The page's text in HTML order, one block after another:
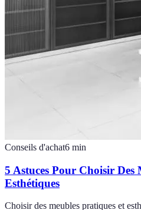
Conseils d'achat6 min
5 Astuces Pour Choisir Des
Esthétiques
Choisir des meubles pratiques et